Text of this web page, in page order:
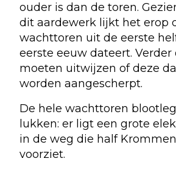
ouder is dan de toren.
dit aardewerk lijkt het erop
wachttoren uit de eerste
eerste eeuw dateert. Verder
moeten uitwijzen of deze
worden aangescherpt.
De hele wachttoren
lukken: er ligt een grote
in de weg die half
voorziet.